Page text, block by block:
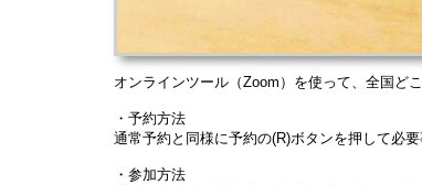
オンラインツール（Zoom）を使って、全国ど
・予約方法
通常予約と同様に予約の(R)ボタンを押して必
・参加方法